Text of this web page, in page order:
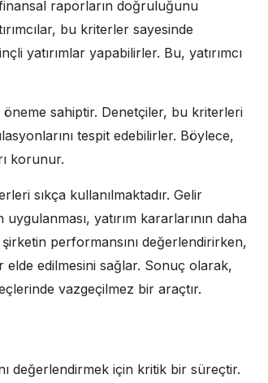
raporların doğruluğunu
bu kriterler sayesinde
yatırımlar yapabilirler. Bu, yatırımcı
sahiptir. Denetçiler, bu kriterleri
tespit edebilirler. Böylece,
korunur.
sıkça kullanılmaktadır. Gelir
yatırım kararlarının daha
performansını değerlendirirken,
elde edilmesini sağlar. Sonuç olarak,
vazgeçilmez bir araçtır.
değerlendirmek için kritik bir süreçtir.